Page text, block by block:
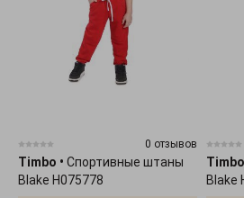
0 отзывов
Timbo • Спортивные штаны
Blake H075778
Timbo
Blake